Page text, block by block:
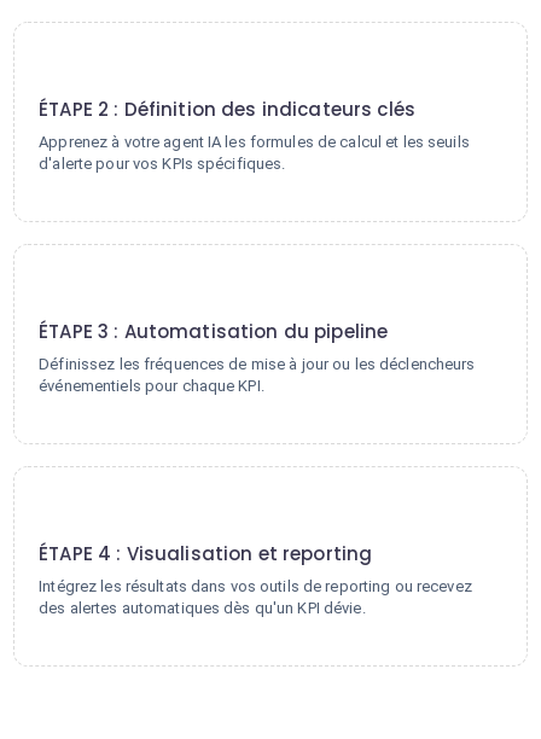
ÉTAPE 2 : Définition des indicateurs clés
Apprenez à votre agent IA les formules de calcul et les seuils
d'alerte pour vos KPIs spécifiques.
ÉTAPE 3 : Automatisation du pipeline
Définissez les fréquences de mise à jour ou les déclencheurs
événementiels pour chaque KPI.
ÉTAPE 4 : Visualisation et reporting
Intégrez les résultats dans vos outils de reporting ou recevez
des alertes automatiques dès qu'un KPI dévie.